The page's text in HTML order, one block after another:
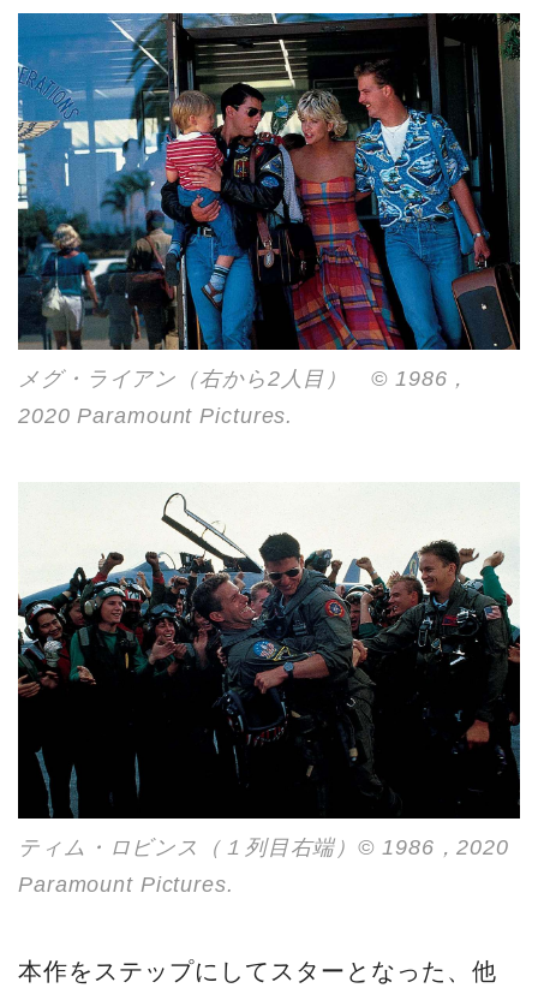
メグ・ライアン（右から2人目） © 1986，
2020 Paramount Pictures.
ティム・ロビンス（１列目右端）© 1986，2020
Paramount Pictures.
本作をステップにしてスターとなった、他